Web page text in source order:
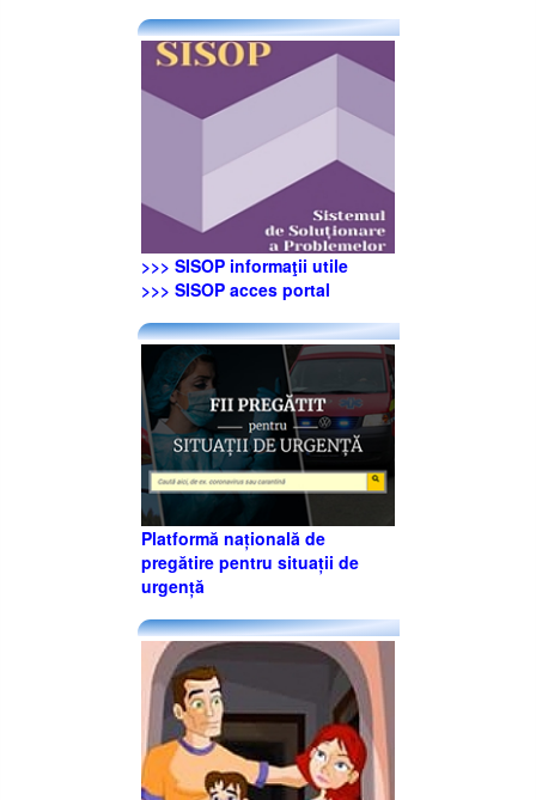
>>> SISOP informaţii utile
>>> SISOP acces portal
Platformă națională de
pregătire pentru situații de
urgență